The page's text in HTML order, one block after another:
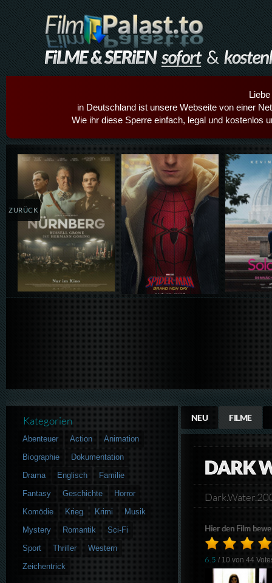
in Deutschland ist unsere Webseite von einer
Wie ihr diese Sperre einfach, legal und kostenlos
Details,Play Details,Play
ZURÜCK
NEU FILME
DARK
Hier den Film
6.5 / 10 von44
Kategorien
Abenteuer Action
Animation
Biographie
Dokumentation
Drama
Englisch
Familie
Fantasy
Geschichte
Horror
Komödie
Krieg Krimi
Musik
Mystery
Romantik
Sci-Fi
Sport
Thriller
Western
Zeichentrick